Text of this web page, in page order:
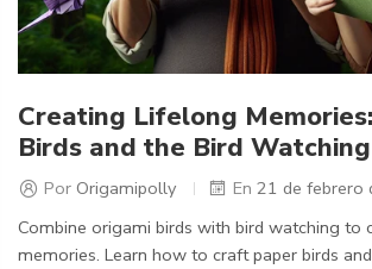
Creating Lifelong
Birds and the Bird
Por Origamipolly En 21 de febrero
Combine origami birds with bird watching to
memories. Learn how to craft paper birds